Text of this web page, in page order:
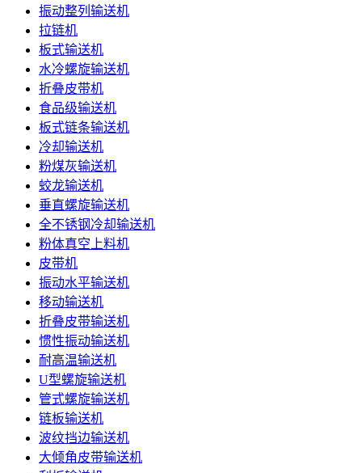
振动整列输送机
拉链机
板式输送机
水冷螺旋输送机
折叠皮带机
食品级输送机
板式链条输送机
冷却输送机
粉煤灰输送机
蛟龙输送机
垂直螺旋输送机
全不锈钢冷却输送机
粉体真空上料机
皮带机
振动水平输送机
移动输送机
折叠皮带输送机
惯性振动输送机
耐高温输送机
U型螺旋输送机
管式螺旋输送机
链板输送机
波纹挡边输送机
大倾角皮带输送机